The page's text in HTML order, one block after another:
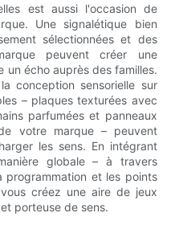
est aussi l'occasion de
Une signalétique bien
sélectionnées et des
peuvent créer une
un écho auprès des familles.
conception sensorielle sur
– plaques texturées avec
parfumées et panneaux
votre marque – peuvent
les sens. En intégrant
globale – à travers
programmation et les points
créez une aire de jeux
porteuse de sens.